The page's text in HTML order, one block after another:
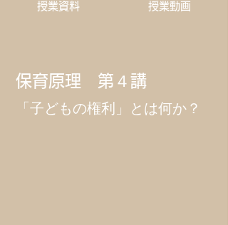
​授業資料 ​授業動画
保育原理 第４講
​「子どもの権利」とは何か？